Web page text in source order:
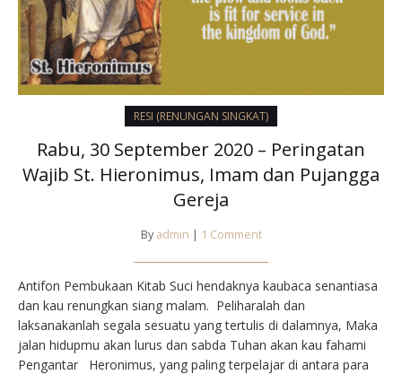
RESI (RENUNGAN SINGKAT)
Rabu, 30 September 2020 – Peringatan
Wajib St. Hieronimus, Imam dan Pujangga
Gereja
By admin | 1 Comment
Antifon Pembukaan Kitab Suci hendaknya kaubaca senantiasa
dan kau renungkan siang malam. Peliharalah dan
laksanakanlah segala sesuatu yang tertulis di dalamnya, Maka
jalan hidupmu akan lurus dan sabda Tuhan akan kau fahami
Pengantar Heronimus, yang paling terpelajar di antara para